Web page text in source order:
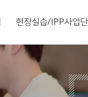
현장실습/IPP사업단